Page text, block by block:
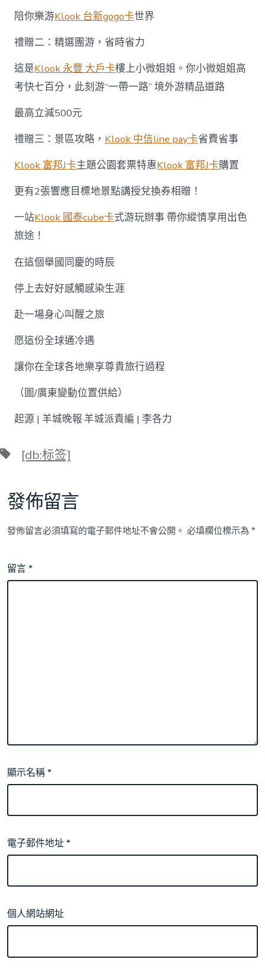
陪你樂游Klook 台新gogo卡世界
禮贈二：精選團游，省時省力
這是Klook 永豐 大戶卡樓上小微姐姐。你小微姐姐高
考快七百分，此刻游“一帶一路” 境外游精品道路
最高立減500元
禮贈三：景區攻略， Klook 中信line pay卡省費省事
Klook 富邦J卡主題公園套票特惠Klook 富邦J卡購置
更有2張響應目標地景點講授兌換券相贈！
一站Klook 國泰cube卡式游玩辦事 帶你縱情享用出色
旅途！
在這個舉國同慶的時辰
停上去好好感觸感染生涯
赴一場身心叫醒之旅
愿這份全球通冷遇
讓你在全球各地樂享尊貴旅行過程
（圖/廣東變動位置供給）
起源 | 羊城晚報·羊城派責編 | 李各力
標 [db:标签]
發佈留言
發佈留言必須填寫的電子郵件地址不會公開。 必填欄位標示為*
留言*
顯示名稱*
電子郵件地址*
個人網站網址